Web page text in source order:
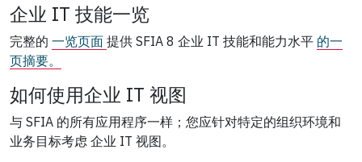
企业 IT 技能一览
完整的 一览页面 提供 SFIA 8 企业 IT 技能和能力水平 的一
页摘要。
如何使用企业 IT 视图
与 SFIA 的所有应用程序一样；您应针对特定的组织环境和
业务目标考虑 企业 IT 视图。